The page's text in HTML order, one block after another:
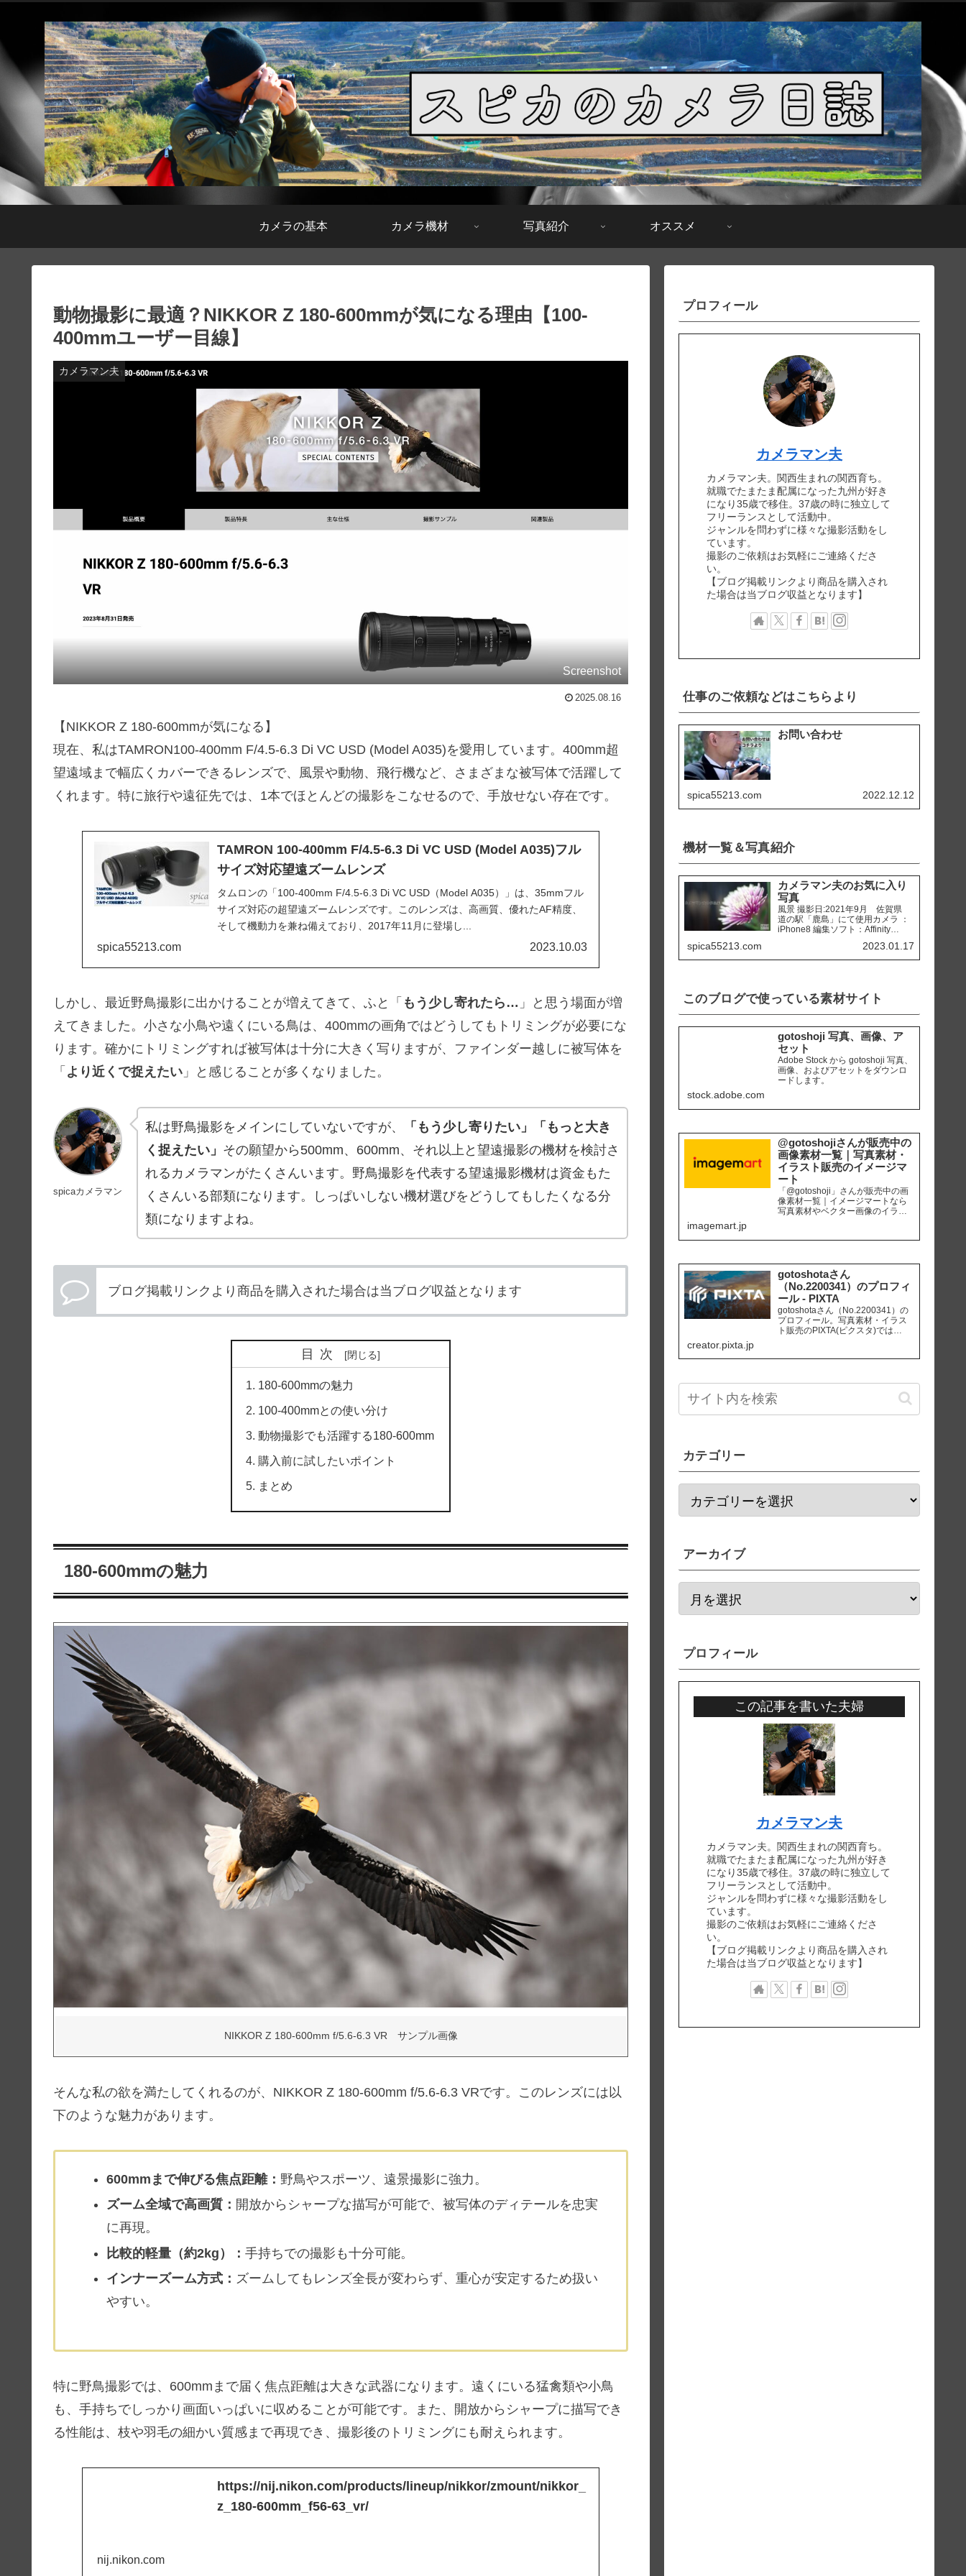
カメラの基本 カメラ機材 写真紹介 オススメ
動物撮影に最適？NIKKOR Z 180-600mmが気になる理由【100-
400mmユーザー目線】
カメラマン夫
Screenshot
2025.08.16
【NIKKOR Z 180-600mmが気になる】
現在、私はTAMRON100-400mm F/4.5-6.3 Di VC USD (Model A035)を愛用しています。400mm超
望遠域まで幅広くカバーできるレンズで、風景や動物、飛行機など、さまざまな被写体で活躍して
くれます。特に旅行や遠征先では、1本でほとんどの撮影をこなせるので、手放せない存在です。
TAMRON 100-400mm F/4.5-6.3 Di VC USD (Model A035)フル
サイズ対応望遠ズームレンズ
タムロンの「100-400mm F/4.5-6.3 Di VC USD（Model A035）」は、35mmフル
サイズ対応の超望遠ズームレンズです。このレンズは、高画質、優れたAF精度、
そして機動力を兼ね備えており、2017年11月に登場し...
spica55213.com 2023.10.03
しかし、最近野鳥撮影に出かけることが増えてきて、ふと「 もう少し寄れたら… 」と思う場面が増
えてきました。小さな小鳥や遠くにいる鳥は、400mmの画角ではどうしてもトリミングが必要にな
ります。確かにトリミングすれば被写体は十分に大きく写りますが、ファインダー越しに被写体を
「 より近くで捉えたい 」と感じることが多くなりました。
spicaカメラマン
私は野鳥撮影をメインにしていないですが、
「もう少し寄りたい」「もっと大き
く捉えたい」 その願望から500mm、600mm、それ以上と望遠撮影の機材を検討さ
れるカメラマンがたくさんいます。野鳥撮影を代表する望遠撮影機材は資金もた
くさんいる部類になります。しっぱいしない機材選びをどうしてもしたくなる分
類になりますよね。
ブログ掲載リンクより商品を購入された場合は当ブログ収益となります
目次
180-600mmの魅力
100-400mmとの使い分け
動物撮影でも活躍する180-600mm
購入前に試したいポイント
まとめ
180-600mmの魅力
NIKKOR Z 180-600mm f/5.6-6.3 VR サンプル画像
そんな私の欲を満たしてくれるのが、NIKKOR Z 180-600mm f/5.6-6.3 VRです。このレンズには以
下のような魅力があります。
600mmまで伸びる焦点距離： 野鳥やスポーツ、遠景撮影に強力。
ズーム全域で高画質： 開放からシャープな描写が可能で、被写体のディテールを忠実
に再現。
比較的軽量（約2kg）： 手持ちでの撮影も十分可能。
インナーズーム方式： ズームしてもレンズ全長が変わらず、重心が安定するため扱い
やすい。
特に野鳥撮影では、600mmまで届く焦点距離は大きな武器になります。遠くにいる猛禽類や小鳥
も、手持ちでしっかり画面いっぱいに収めることが可能です。また、開放からシャープに描写でき
る性能は、枝や羽毛の細かい質感まで再現でき、撮影後のトリミングにも耐えられます。
https://nij.nikon.com/products/lineup/nikkor/zmount/nikkor_
z_180-600mm_f56-63_vr/
nij.nikon.com
プロフィール
カメラマン夫
カメラマン夫。関西生まれの関西育ち。
就職でたまたま配属になった九州が好き
になり35歳で移住。37歳の時に独立して
フリーランスとして活動中。
ジャンルを問わずに様々な撮影活動をし
ています。
撮影のご依頼はお気軽にご連絡くださ
い。
【ブログ掲載リンクより商品を購入され
た場合は当ブログ収益となります】
仕事のご依頼などはこちらより
お問い合わせ
spica55213.com 2022.12.12
機材一覧＆写真紹介
カメラマン夫のお気に入り
写真
風景 撮影日:2021年9月 佐賀県
道の駅「鹿島」にて使用カメラ ：
iPhone8 編集ソフト：Affinity
天草市 「ホテルアレグリアガー
デンズ天草」にて使用カメラ ：
spica55213.com 2023.01.17
このブログで使っている素材サイト
gotoshoji 写真、画像、ア
セット
Adobe Stock から gotoshoji 写真、
画像、およびアセットをダウンロ
ードします。
stock.adobe.com
@gotoshojiさんが販売中の
画像素材一覧｜写真素材・
イラスト販売のイメージマ
ート
「@gotoshoji」さんが販売中の画
像素材一覧｜イメージマートなら
写真素材やベクター画像のイラス
購入可能です。個人、商用を問わ
イヤリティフリー画像を、広報、
販促、社内資料作り、サイト運営
等にご活用ください。
imagemart.jp
gotoshotaさん
（No.2200341）のプロフィ
ール - PIXTA
gotoshotaさん（No.2200341）の
プロフィール。写真素材・イラス
ト販売のPIXTA(ピクスタ)では
550円から購入可能です。毎週更新
creator.pixta.jp
カテゴリー
アーカイブ
プロフィール
この記事を書いた夫婦
カメラマン夫
カメラマン夫。関西生まれの関西育ち。
就職でたまたま配属になった九州が好き
になり35歳で移住。37歳の時に独立して
フリーランスとして活動中。
ジャンルを問わずに様々な撮影活動をし
ています。
撮影のご依頼はお気軽にご連絡くださ
い。
【ブログ掲載リンクより商品を購入され
た場合は当ブログ収益となります】